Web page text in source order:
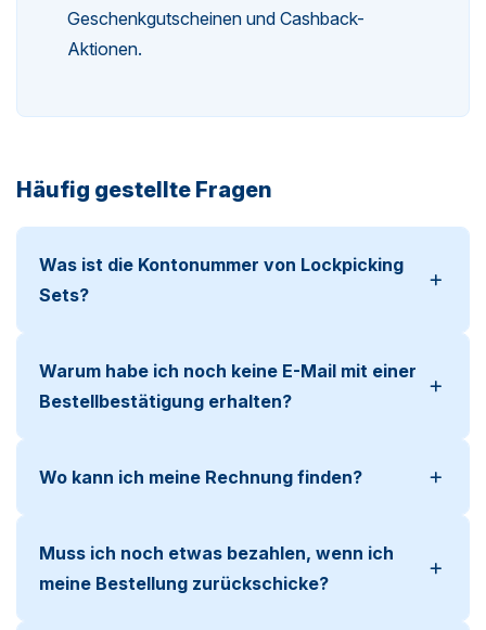
Geschenkgutscheinen und Cashback-
Aktionen.
Häufig gestellte Fragen
Was ist die Kontonummer von Lockpicking
Sets?
Warum habe ich noch keine E-Mail mit einer
Bestellbestätigung erhalten?
Wo kann ich meine Rechnung finden?
Muss ich noch etwas bezahlen, wenn ich
meine Bestellung zurückschicke?